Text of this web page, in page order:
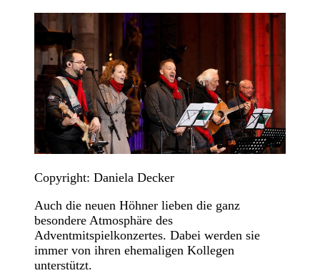
Copyright: Daniela Decker
Auch die neuen Höhner lieben die ganz
besondere Atmosphäre des
Adventmitspielkonzertes. Dabei werden sie
immer von ihren ehemaligen Kollegen
unterstützt.